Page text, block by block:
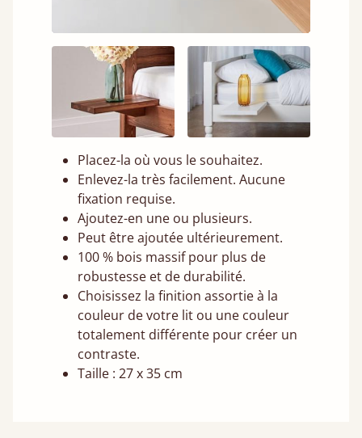
Placez-la où vous le souhaitez.
Enlevez-la très facilement. Aucune
fixation requise.
Ajoutez-en une ou plusieurs.
Peut être ajoutée ultérieurement.
100 % bois massif pour plus de
robustesse et de durabilité.
Choisissez la finition assortie à la
couleur de votre lit ou une couleur
totalement différente pour créer un
contraste.
Taille : 27 x 35 cm